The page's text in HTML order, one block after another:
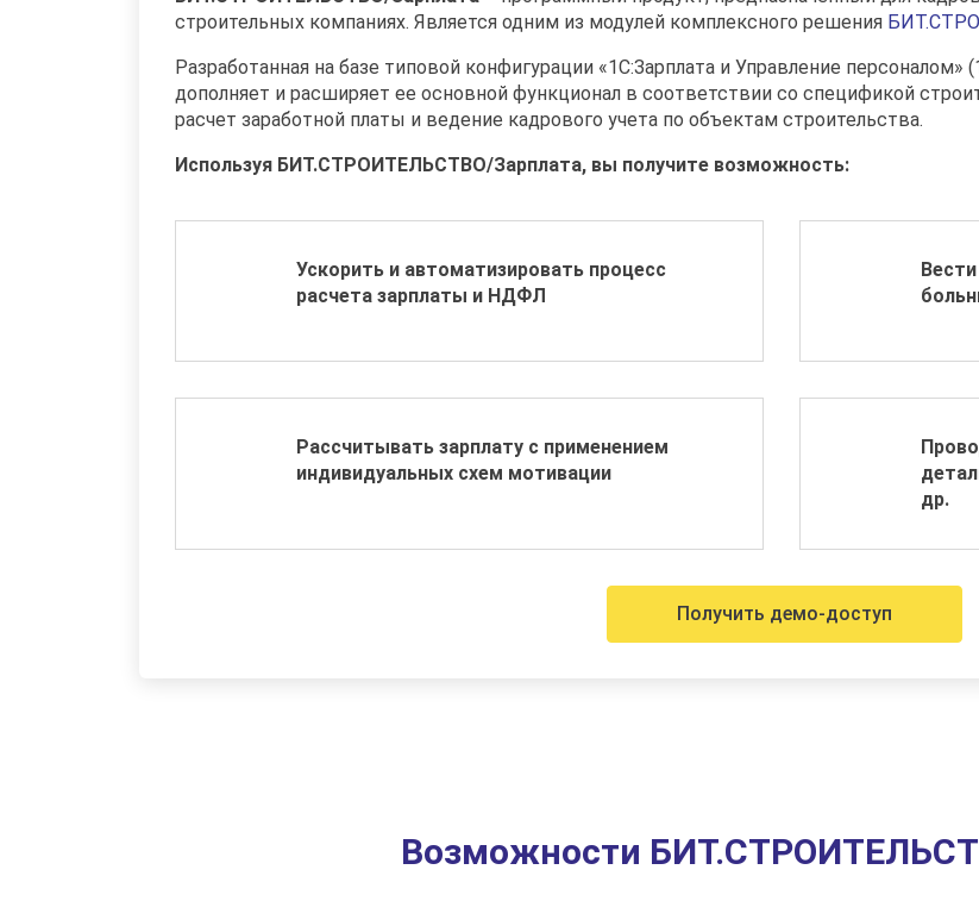
строительных компаниях. Является одним из модулей комплексного решения
Разработанная на базе типовой конфигурации «1С:Зарплата и Управление
дополняет и расширяет ее основной функционал в соответствии со спецификой
расчет заработной платы и ведение кадрового учета по объектам строительства.
Используя БИТ.СТРОИТЕЛЬСТВО/Зарплата, вы получите возможность:
Ускорить и автоматизировать процесс
расчета зарплаты и НДФЛ
Рассчитывать зарплату с применением
индивидуальных схем мотивации
др.
Получить демо-доступ
Возможности